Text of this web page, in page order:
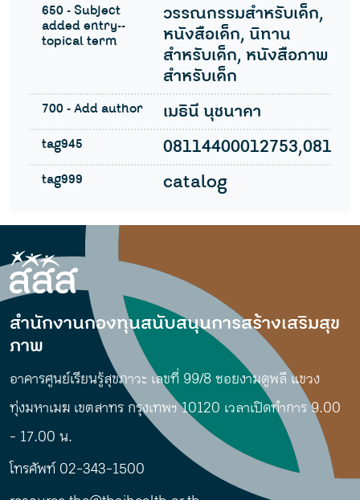
650 - Subject
added entry--
topical term
วรรณกรรมสำหรับเด็ก,
หนังสือเด็ก, นิทาน
สำหรับเด็ก, หนังสือภาพ
สำหรับเด็ก
700 - Add author เมธินี นุชนาคา
tag945
tag999 catalog
สำนักงานกองทุนสนับสนุนการสร้างเสริมสุข
ภาพ
อาคารศูนย์เรียนรู้สุขภาวะ เลขที่ 99/8 ซอยงามดูพลี แขวง
ทุ่งมหาเมฆ เขตสาทร กรุงเทพฯ 10120 เวลาเปิดทำการ 9.00
- 17.00 น.
โทรศัพท์ 02-343-1500